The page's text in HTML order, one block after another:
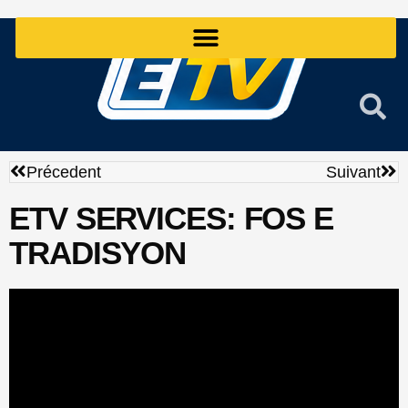
Précédent
Précedent Suivant
ETV SERVICES: FOS E
TRADISYON